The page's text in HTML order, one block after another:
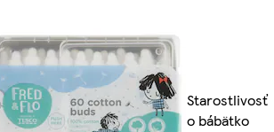
Starostlivosť
o bábätko